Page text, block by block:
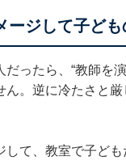
ージして子ど
ったら、“教師を
。逆に冷たさと
て、教室で子ど